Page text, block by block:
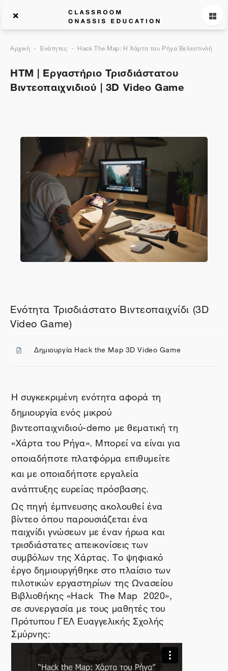
Αρχική Ενότητες Hack The Map: Η Χάρτα του Ρήγα Βελεστινλή
HTM | Εργαστήριο Τρισδιάστατου
Βιντεοπαιχνιδιού | 3D Video Game
Ενότητα Τρισδιάστατο Βιντεοπαιχνίδι (3D
Video Game)
Δημιουργία Hack the Map 3D Video Game
Αρχείο
Η συγκεκριμένη ενότητα αφορά τη
δημιουργία ενός μικρού
βιντεοπαιχνιδιού-demo με θεματική τη
«Χάρτα του Ρήγα». Μπορεί να είναι για
οποιαδήποτε πλατφόρμα επιθυμείτε
και με οποιαδήποτε εργαλεία
ανάπτυξης ευρείας πρόσβασης.
Ως πηγή έμπνευσης ακολουθεί ένα
βίντεο όπου παρουσιάζεται ένα
παιχνίδι γνώσεων με έναν ήρωα και
τρισδιάστατες απεικονίσεις των
συμβόλων της Χάρτας. Το ψηφιακό
έργο δημιουργήθηκε στο πλαίσιο των
πιλοτικών εργαστηρίων της Ωνασείου
Βιβλιοθήκης «Hack The Map 2020»,
σε συνεργασία με τους μαθητές του
Πρότυπου ΓΕΛ Ευαγγελικής Σχολής
Σμύρνης: